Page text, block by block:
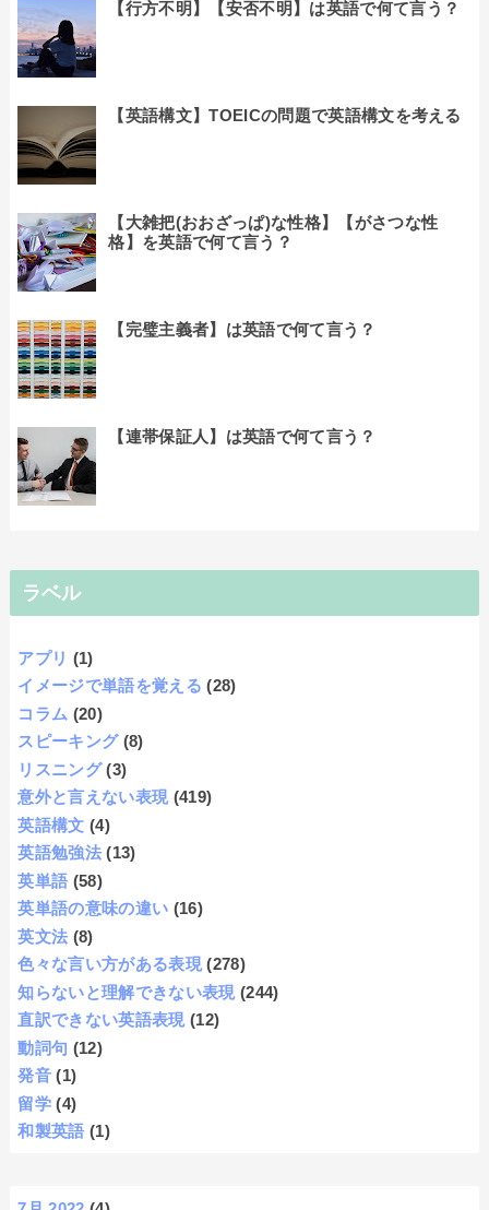
【行方不明】【安否不明】は英語で何て言う？
【英語構文】TOEICの問題で英語構文を考える
【大雑把(おおざっぱ)な性格】【がさつな性
格】を英語で何て言う？
【完璧主義者】は英語で何て言う？
【連帯保証人】は英語で何て言う？
ラベル
アプリ (1)
イメージで単語を覚える (28)
コラム (20)
スピーキング (8)
リスニング (3)
意外と言えない表現 (419)
英語構文 (4)
英語勉強法 (13)
英単語 (58)
英単語の意味の違い (16)
英文法 (8)
色々な言い方がある表現 (278)
知らないと理解できない表現 (244)
直訳できない英語表現 (12)
動詞句 (12)
発音 (1)
留学 (4)
和製英語 (1)